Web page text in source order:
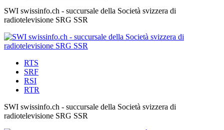
SWI swissinfo.ch - succursale della Società svizzera di
radiotelevisione SRG SSR
RTS
SRF
RSI
RTR
SWI swissinfo.ch - succursale della Società svizzera di
radiotelevisione SRG SSR